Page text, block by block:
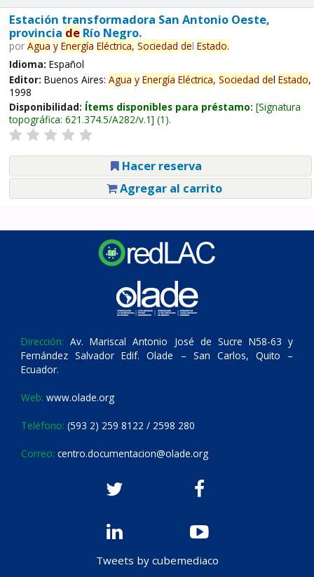
Estación transformadora San Antonio Oeste,
provincia deRío Negro.
por Agua y Energía Eléctrica, Sociedad del Estado.
Idioma: Español
Editor: Buenos Aires: Agua y Energía Eléctrica, Sociedad del Estado,
1998
Disponibilidad: Ítems disponibles para préstamo: Signatura
topográfica: 621.374.5/A282/v.1 (1).
Hacer reserva
Agregar al carrito
Dirección: Av. Mariscal Antonio José de Sucre N58-63 y
Fernández Salvador Edif. Olade – San Carlos, Quito –
Ecuador.
Web: www.olade.org
Teléfono: (593 2) 259 8122 / 2598 280
Correo: centro.documentacion@olade.org
Tweets by cubemediaco